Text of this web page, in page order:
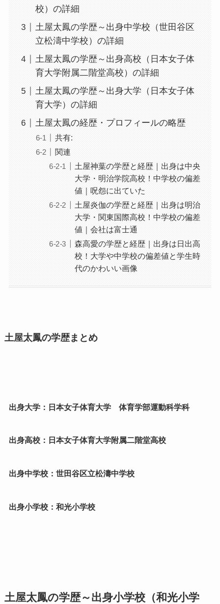
校）の詳細
土屋太鳳の学歴～出身中学校（世田谷区
立松濤中学校）の詳細
土屋太鳳の学歴～出身高校（日本女子体
育大学附属二階堂高校）の詳細
土屋太鳳の学歴～出身大学（日本女子体
育大学）の詳細
土屋太鳳の経歴・プロフィールの略歴
共有:
関連
土屋神葉の学歴と経歴｜出身は中央
大学・明治学院高校！中学校の偏差
値｜呪怨に出ていた
土屋炎伽の学歴と経歴｜出身は明治
大学・関東国際高校！中学校の偏差
値｜会社は富士通
森高愛の学歴と経歴｜出身は日出高
校！大学や中学校の偏差値と学生時
代のかわいい画像
土屋太鳳の学歴まとめ
出身大学：日本女子体育大学 体育学部運動科学科
出身高校：日本女子体育大学附属二階堂高校
出身中学校：世田谷区立松濤中学校
出身小学校：和光小学校
土屋太鳳の学歴～出身小学校（和光小学